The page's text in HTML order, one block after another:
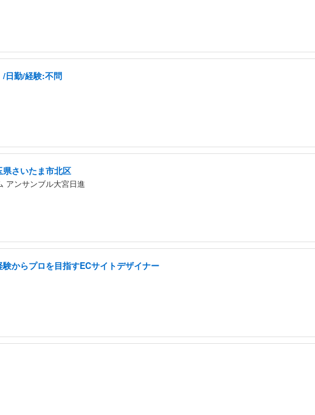
/日勤/経験:不問
さいたま市北区
アンサンブル大宮日進
からプロを目指すECサイトデザイナー